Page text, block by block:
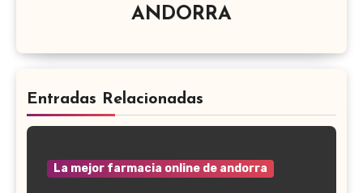
ANDORRA
Entradas Relacionadas
La mejor farmacia online de andorra